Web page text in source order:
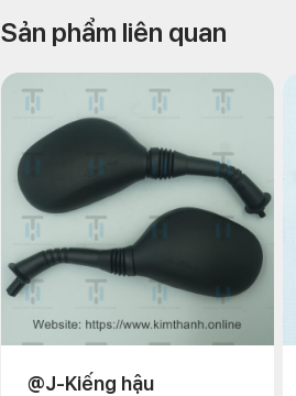
Sản phẩm liên quan
@J-Kiếng hậu